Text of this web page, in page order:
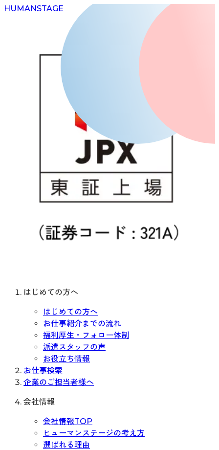
HUMANSTAGE
はじめての方へ
はじめての方へ
お仕事紹介までの流れ
福利厚生・フォロー体制
派遣スタッフの声
お役立ち情報
お仕事検索
企業のご担当者様へ
会社情報
会社情報TOP
ヒューマンステージの考え方
選ばれる理由